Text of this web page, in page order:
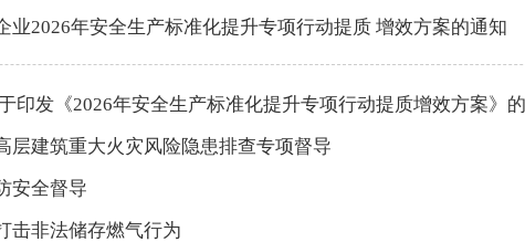
业2026年安全生产标准化提升专项行动提质 增效方案的通知
印发《2026年安全生产标准化提升专项行动提质增效方案》
层建筑重大火灾风险隐患排查专项督导
安全督导
击非法储存燃气行为